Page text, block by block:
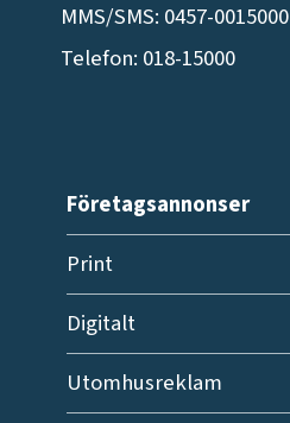
MMS/SMS: 0457-0015000
Telefon: 018-15000
Företagsannonser
Print
Digitalt
Utomhusreklam